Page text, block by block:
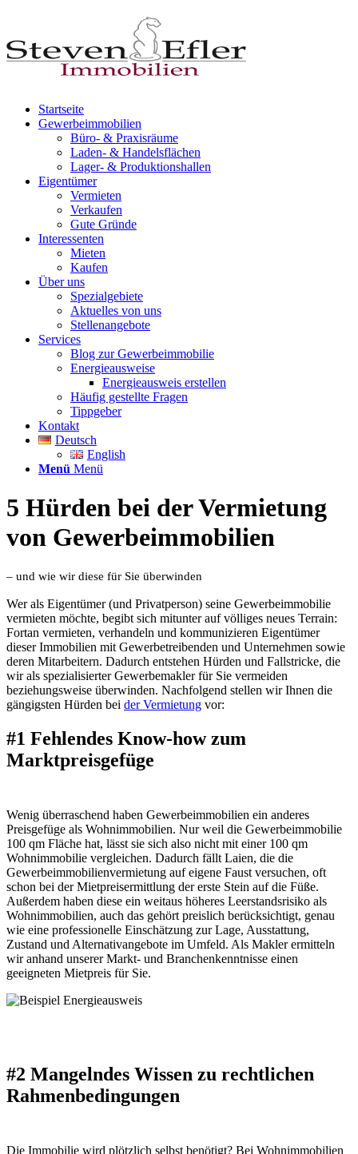
Startseite
Gewerbeimmobilien
Büro- & Praxisräume
Laden- & Handelsflächen
Lager- & Produktionshallen
Eigentümer
Vermieten
Verkaufen
Gute Gründe
Interessenten
Mieten
Kaufen
Über uns
Spezialgebiete
Aktuelles von uns
Stellenangebote
Services
Blog zur Gewerbeimmobilie
Energieausweise
Energieausweis erstellen
Häufig gestellte Fragen
Tippgeber
Kontakt
Deutsch
English
Menü Menü
5 Hürden bei der Vermietung
von Gewerbeimmobilien
– und wie wir diese für Sie überwinden
Wer als Eigentümer (und Privatperson) seine Gewerbeimmobilie
vermieten möchte, begibt sich mitunter auf völliges neues Terrain:
Fortan vermieten, verhandeln und kommunizieren Eigentümer
dieser Immobilien mit Gewerbetreibenden und Unternehmen sowie
deren Mitarbeitern. Dadurch entstehen Hürden und Fallstricke, die
wir als spezialisierter Gewerbemakler für Sie vermeiden
beziehungsweise überwinden. Nachfolgend stellen wir Ihnen die
gängigsten Hürden bei der Vermietung vor:
#1 Fehlendes Know-how zum
Marktpreisgefüge
Wenig überraschend haben Gewerbeimmobilien ein anderes
Preisgefüge als Wohnimmobilien. Nur weil die Gewerbeimmobilie
100 qm Fläche hat, lässt sie sich also nicht mit einer 100 qm
Wohnimmobilie vergleichen. Dadurch fällt Laien, die die
Gewerbeimmobilienvermietung auf eigene Faust versuchen, oft
schon bei der Mietpreisermittlung der erste Stein auf die Füße.
Außerdem haben diese ein weitaus höheres Leerstandsrisiko als
Wohnimmobilien, auch das gehört preislich berücksichtigt, genau
wie eine professionelle Einschätzung zur Lage, Ausstattung,
Zustand und Alternativangebote im Umfeld. Als Makler ermitteln
wir anhand unserer Markt- und Branchenkenntnisse einen
geeigneten Mietpreis für Sie.
#2 Mangelndes Wissen zu rechtlichen
Rahmenbedingungen
Die Immobilie wird plötzlich selbst benötigt? Bei Wohnimmobilien